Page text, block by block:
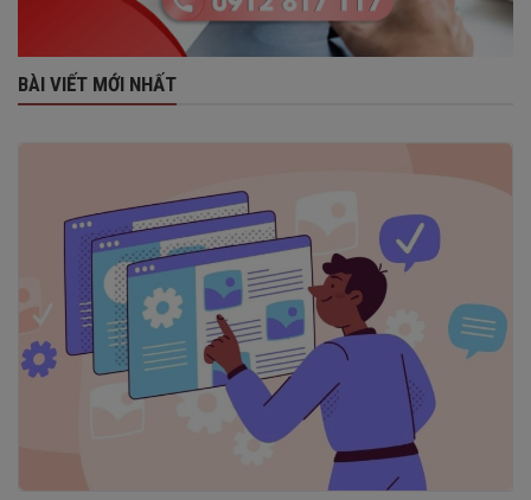
BÀI VIẾT MỚI NHẤT